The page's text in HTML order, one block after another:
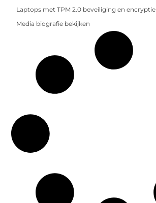
Laptops met TPM 2.0 beveiliging en encryptie
Media biografie bekijken